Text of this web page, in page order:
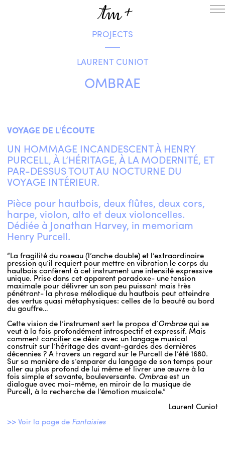
HOMEPAGE
THE RESIDENCY IN NANTERRE
CREATION RESIDENCY
ON TOUR
WHAT’S ON
ABOUT
TM+
TEAM+
PARTNERS AND SUPPORTERS
ENGLISH
NEWSLETTER
CONTACTS
AGENDA
PROJECTS
LAURENT CUNIOT
OMBRAE
VOYAGE DE L'ÉCOUTE
UN HOMMAGE INCANDESCENT À HENRY
PURCELL, À L’HÉRITAGE, À LA MODERNITÉ, ET
PAR-DESSUS TOUT AU NOCTURNE DU
VOYAGE INTÉRIEUR.
Pièce pour hautbois, deux flûtes, deux cors,
harpe, violon, alto et deux violoncelles.
Dédiée à Jonathan Harvey, in memoriam
Henry Purcell.
“La fragilité du roseau (l’anche double) et l’extraordinaire
pression qu’il requiert pour mettre en vibration le corps du
hautbois confèrent à cet instrument une intensité expressive
unique. Prise dans cet apparent paradoxe- une tension
maximale pour délivrer un son peu puissant mais très
pénétrant- la phrase mélodique du hautbois peut atteindre
des vertus quasi métaphysiques: celles de la beauté au bord
du gouffre…
Cette vision de l’instrument sert le propos d’Ombraequi se
veut à la fois profondément introspectif et expressif. Mais
comment concilier ce désir avec un langage musical
construit sur l’héritage des avant-gardes des dernières
décennies ? A travers un regard sur le Purcell de l’été 1680.
Sur sa manière de s’emparer du langage de son temps pour
aller au plus profond de lui même et livrer une œuvre à la
fois simple et savante, bouleversante. Ombraeest un
dialogue avec moi-même, en miroir de la musique de
Purcell, à la recherche de l’émotion musicale.”
Laurent Cuniot
>> Voir la page de Fantaisies